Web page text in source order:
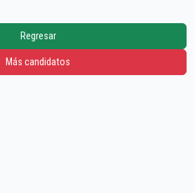
Regresar
Más candidatos